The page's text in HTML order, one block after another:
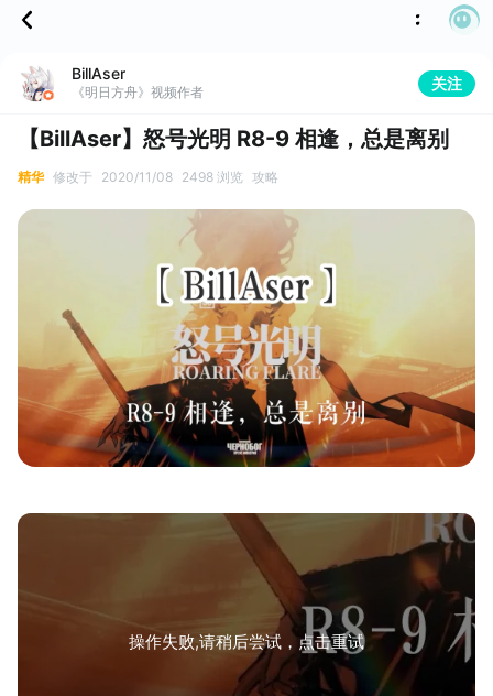
BillAser
《明日方舟》视频作者 关注
【BillAser】怒号光明 R8-9 相逢，总是离别
精华 修改于 2020/11/08 2498 浏览 攻略
操作失败,请稍后尝试，点击重试